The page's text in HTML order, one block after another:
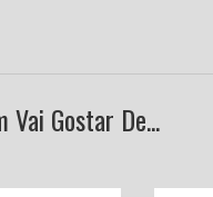
Vai Gostar De...